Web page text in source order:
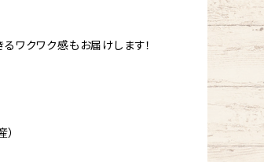
ワクワク感もお届けします！